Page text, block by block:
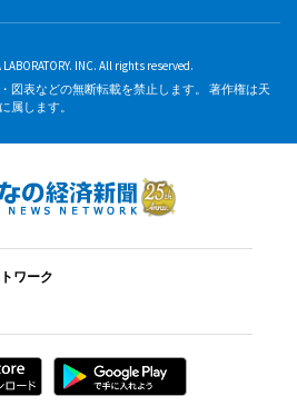
INC. All rights reserved.
図表などの無断転載を禁止します。 著作権は天
属します。
ワーク